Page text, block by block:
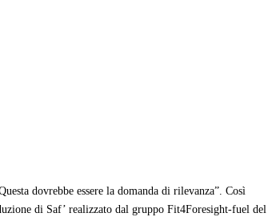
dovrebbe essere la domanda di rilevanza”. Così
di Saf’ realizzato dal gruppo Fit4Foresight-fuel del